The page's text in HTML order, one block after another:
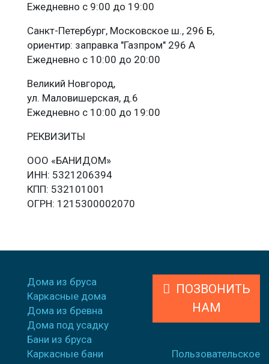
Ежедневно с 9:00 до 19:00
Санкт-Петербург, Московское ш., 296 Б,
ориентир: заправка "Газпром" 296 А
Ежедневно с 10:00 до 20:00
Великий Новгород,
ул. Маловишерская, д.6
Ежедневно с 10:00 до 19:00
РЕКВИЗИТЫ
ООО «БАНИДОМ»
ИНН: 5321206394
КПП: 532101001
ОГРН: 1215300002070
Дома из бруса
Каркасные дома
Дома из бревна
Дома под усадку
Бани из бруса
Каркасные бани
ПОЗВОНИТЬ
НАМ
Пользовательское